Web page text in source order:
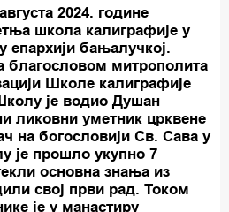
2024. године
школа калиграфије у
епархији бањалучкој.
благословом митрополита
Школе калиграфије
је водио Душан
ликовни уметник црквене
на богословији Св. Сава у
је прошло укупно 7
основна знања из
свој први рад. Током
је у манастиру